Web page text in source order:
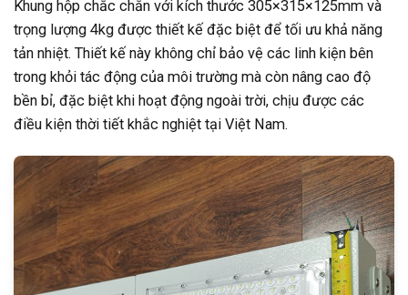
Khung hộp chắc chắn với kích thước 305×315×125mm và
trọng lượng 4kg được thiết kế đặc biệt để tối ưu khả năng
tản nhiệt. Thiết kế này không chỉ bảo vệ các linh kiện bên
trong khỏi tác động của môi trường mà còn nâng cao độ
bền bỉ, đặc biệt khi hoạt động ngoài trời, chịu được các
điều kiện thời tiết khắc nghiệt tại Việt Nam.